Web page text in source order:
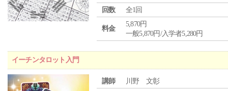
回数
全1回
料金
5,870円
一般5,870円/入学者5,280円
イーチンタロット入門
講師 川野 文彰